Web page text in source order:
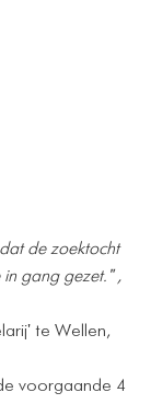
de zoektocht
in gang gezet.",
te Wellen,
voorgaande 4